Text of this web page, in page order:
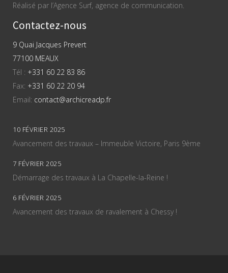
Réalisé par l’Agence Surf, agence de communication.
Contactez-nous
9 Quai Jacques Prevert
77100 MEAUX
Tél : +331 60 22 83 86
Fax: +331 60 22 20 94
Email: contact@archicreadp.fr
10 FÉVRIER 2025
Avancement des travaux – Immeuble Victoire, Paris 9ème
7 FÉVRIER 2025
Démarrage des travaux à La Chapelle-la-Reine !
6 FÉVRIER 2025
Avancement des travaux de ravalement à Chessy !